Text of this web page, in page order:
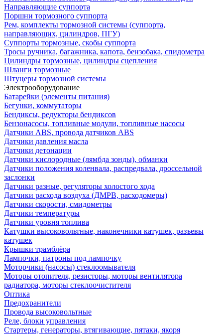
Направляющие суппорта
Поршни тормозного суппорта
Рем, комплекты тормозной системы (суппорта,
направляющих, цилиндров, ПГУ)
Суппорты тормозные, скобы суппорта
Тросы ручника, багажника, капота, бензобака, спидометра
Цилиндры тормозные, цилиндры сцепления
Шланги тормозные
Штуцеры тормозной системы
Электрооборудование
Батарейки (элементы питания)
Бегунки, коммутаторы
Бендиксы, редукторы бендиксов
Бензонасосы, топливные модули, топливные насосы
Датчики ABS, провода датчиков ABS
Датчики давления масла
Датчики детонации
Датчики кислородные (лямбда зонды), обманки
Датчики положения коленвала, распредвала, дроссельной
заслонки
Датчики разные, регуляторы холостого хода
Датчики расхода воздуха (ДМРВ, расходомеры)
Датчики скорости, смидометры
Датчики температуры
Датчики уровня топлива
Катушки высоковольтные, наконечники катушек, разъевы
катушек
Крышки трамблёра
Лампочки, патроны под лампочку
Моторчики (насосы) стеклоомывателя
Моторы отопителя, резисторы, моторы вентилятора
радиатора, моторы стеклоочистителя
Оптика
Предохранители
Провода высоковольтные
Реле, блоки управления
Стартеры, генераторы, втягивающие, пятаки, якоря